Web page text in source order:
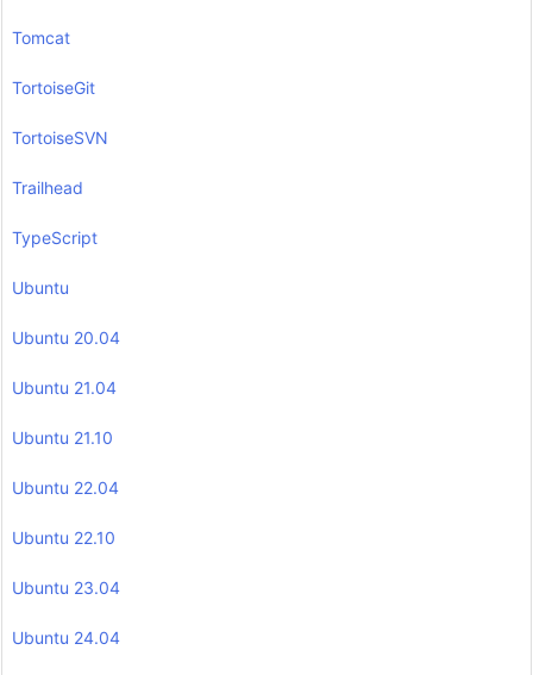
Tomcat
TortoiseGit
TortoiseSVN
Trailhead
TypeScript
Ubuntu
Ubuntu 20.04
Ubuntu 21.04
Ubuntu 21.10
Ubuntu 22.04
Ubuntu 22.10
Ubuntu 23.04
Ubuntu 24.04